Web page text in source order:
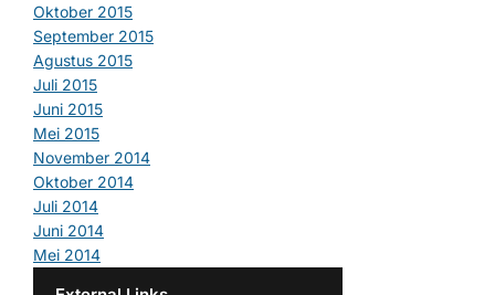
Oktober 2015
September 2015
Agustus 2015
Juli 2015
Juni 2015
Mei 2015
November 2014
Oktober 2014
Juli 2014
Juni 2014
Mei 2014